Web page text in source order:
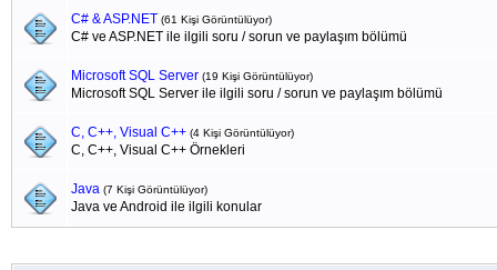
C# & ASP.NET (61 Kişi Görüntülüyor)
C# ve ASP.NET ile ilgili soru / sorun ve paylaşım bölümü
Microsoft SQL Server (19 Kişi Görüntülüyor)
Microsoft SQL Server ile ilgili soru / sorun ve paylaşım bölümü
C, C++, Visual C++ (4 Kişi Görüntülüyor)
C, C++, Visual C++ Örnekleri
Java (7 Kişi Görüntülüyor)
Java ve Android ile ilgili konular